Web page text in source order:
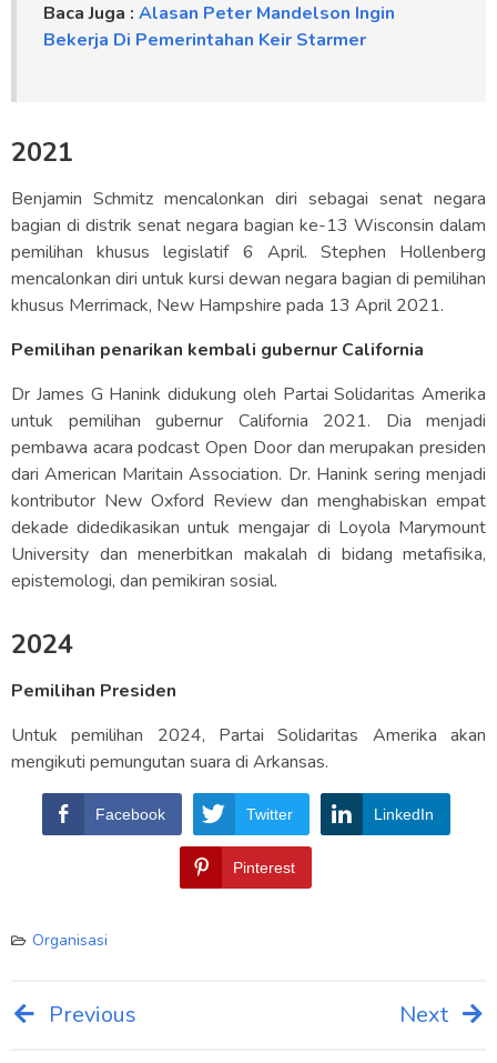
Baca Juga : Alasan Peter Mandelson Ingin
Bekerja Di Pemerintahan Keir Starmer
2021
Benjamin Schmitz mencalonkan diri sebagai senat negara
bagian di distrik senat negara bagian ke-13 Wisconsin dalam
pemilihan khusus legislatif 6 April. Stephen Hollenberg
mencalonkan diri untuk kursi dewan negara bagian di pemilihan
khusus Merrimack, New Hampshire pada 13 April 2021.
Pemilihan penarikan kembali gubernur California
Dr James G Hanink didukung oleh Partai Solidaritas Amerika
untuk pemilihan gubernur California 2021. Dia menjadi
pembawa acara podcast Open Door dan merupakan presiden
dari American Maritain Association. Dr. Hanink sering menjadi
kontributor New Oxford Review dan menghabiskan empat
dekade didedikasikan untuk mengajar di Loyola Marymount
University dan menerbitkan makalah di bidang metafisika,
epistemologi, dan pemikiran sosial.
2024
Pemilihan Presiden
Untuk pemilihan 2024, Partai Solidaritas Amerika akan
mengikuti pemungutan suara di Arkansas.
Facebook Twitter LinkedIn
Pinterest
Organisasi
Post
Previous Next